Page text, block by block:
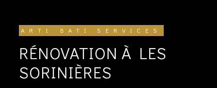
ARTI BATI SERVICES
RÉNOVATION À LES
SORINIÈRES